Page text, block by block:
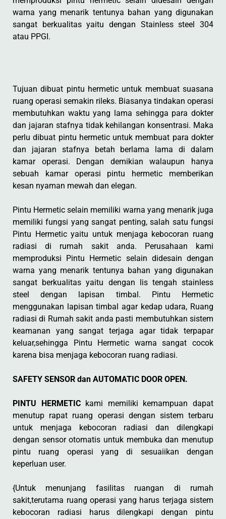
warna yang menarik tentunya bahan yang digunakan
sangat berkualitas yaitu dengan Stainless steel 304
atau PPGI.
Tujuan dibuat pintu hermetic untuk membuat suasana
ruang operasi semakin rileks. Biasanya tindakan operasi
membutuhkan waktu yang lama sehingga para dokter
dan jajaran stafnya tidak kehilangan konsentrasi. Maka
perlu dibuat pintu hermetic untuk membuat para dokter
dan jajaran stafnya betah berlama lama di dalam
kamar operasi. Dengan demikian walaupun hanya
sebuah kamar operasi pintu hermetic memberikan
kesan nyaman mewah dan elegan.
Pintu Hermetic selain memiliki warna yang menarik juga
memiliki fungsi yang sangat penting, salah satu fungsi
Pintu Hermetic yaitu untuk menjaga kebocoran ruang
radiasi di rumah sakit anda. Perusahaan kami
memproduksi Pintu Hermetic selain didesain dengan
warna yang menarik tentunya bahan yang digunakan
sangat berkualitas yaitu dengan lis tengah stainless
steel dengan lapisan timbal. Pintu Hermetic
menggunakan lapisan timbal agar kedap udara, Ruang
radiasi di Rumah sakit anda pasti membutuhkan sistem
keamanan yang sangat terjaga agar tidak terpapar
keluar,sehingga Pintu Hermetic warna sangat cocok
karena bisa menjaga kebocoran ruang radiasi.
SAFETY SENSOR dan AUTOMATIC DOOR OPEN.
PINTU HERMETICkami memiliki kemampuan dapat
menutup rapat ruang operasi dengan sistem terbaru
untuk menjaga kebocoran radiasi dan dilengkapi
dengan sensor otomatis untuk membuka dan menutup
pintu ruang operasi yang di sesuaiikan dengan
keperluan user.
{Untuk menunjang fasilitas ruangan di rumah
sakit,terutama ruang operasi yang harus terjaga sistem
kebocoran radiasi harus dilengkapi dengan pintu